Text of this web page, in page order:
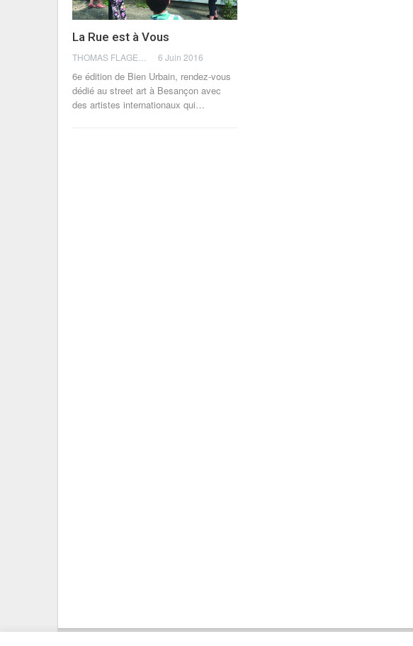
La Rue est à Vous
6 Juin 2016
6e édition de Bien Urbain, rendez-vous
dédié au street art à Besançon avec
des artistes internationaux qui…